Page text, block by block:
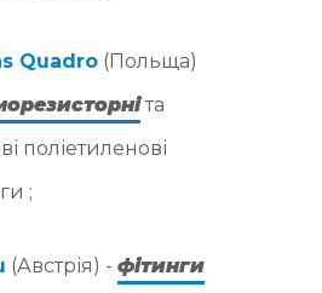
Quadro (Польща)
та
поліетиленові
;
(Австрія) - фітинги